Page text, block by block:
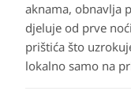
aknama, obnavlja
djeluje od prve
prištića što
lokalno samo na